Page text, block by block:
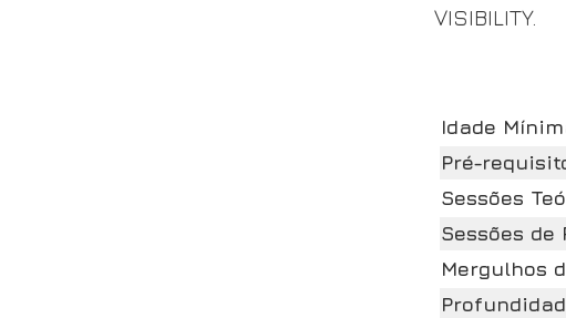
VISIBILITY.
Idade
Pré-
Sessões
Sessões de
Mergulhos